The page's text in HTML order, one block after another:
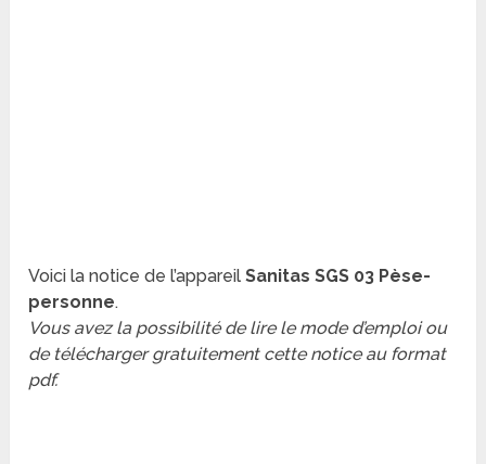
Voici la notice de l’appareilSanitas SGS 03 Pèse-
personne.
Vous avez la possibilité de lire le mode d’emploi ou
de télécharger gratuitement cette notice au format
pdf.